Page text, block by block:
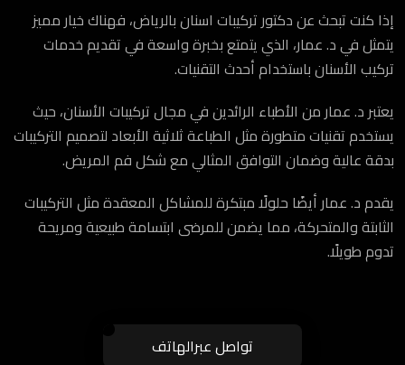
إذا كنت تبحث عن دكتور تركيبات اسنان بالرياض، فهناك خيار مميز
يتمثل في د. عمار، الذي يتمتع بخبرة واسعة في تقديم خدمات
تركيب الأسنان باستخدام أحدث التقنيات.
يعتبر د. عمار من الأطباء الرائدين في مجال تركيبات الأسنان، حيث
يستخدم تقنيات متطورة مثل الطباعة ثلاثية الأبعاد لتصميم التركيبات
بدقة عالية وضمان التوافق المثالي مع شكل فم المريض.
يقدم د. عمار أيضًا حلولًا مبتكرة للمشاكل المعقدة مثل التركيبات
الثابتة والمتحركة، مما يضمن للمرضى ابتسامة طبيعية ومريحة
تدوم طويلًا.
تواصل عبرالهاتف